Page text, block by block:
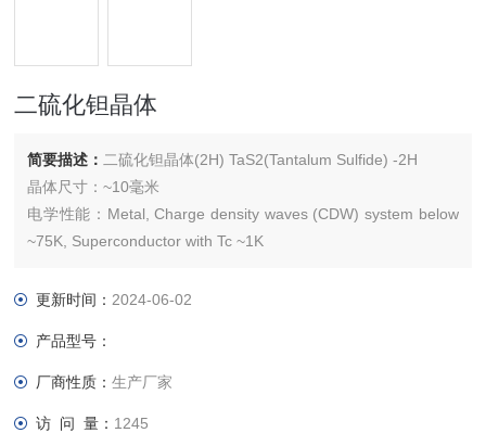
二硫化钽晶体
简要描述： 二硫化钽晶体(2H) TaS2(Tantalum Sulfide) -2H
晶体尺寸：~10毫米
电学性能：Metal, Charge density waves (CDW) system below
~75K, Superconductor with Tc ~1K
晶体结构：六边形
更新时间： 2024-06-02
产品型号：
厂商性质：生产厂家
访 问 量： 1245